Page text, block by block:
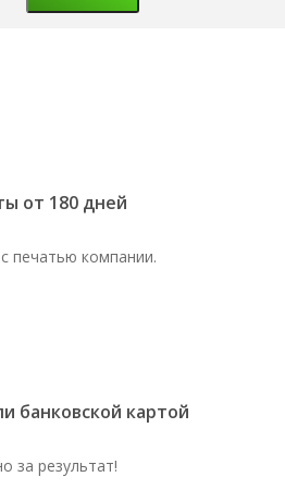
от 180 дней
печатью компании.
банковской картой
за результат!